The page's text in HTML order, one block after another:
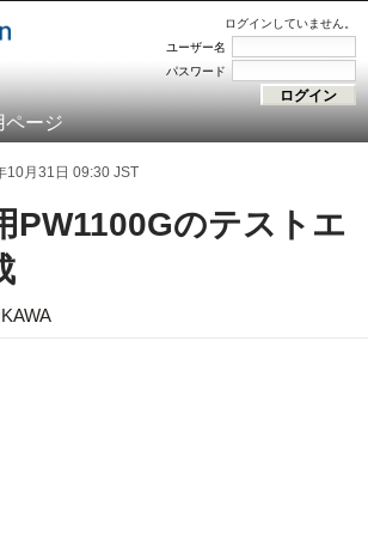
ログインしていません。
ユーザー名
パスワード
ページ
月31日 09:30 JST
PW1100Gのテストエ